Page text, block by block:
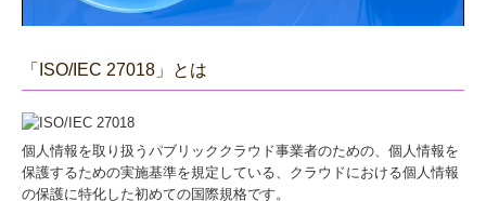
「ISO/IEC 27018」とは
個人情報を取り扱うパブリッククラウド事業者のための、個人情報を
保護するための実施基準を規定している、クラウドにおける個人情報
の保護に特化した初めての国際規格です。